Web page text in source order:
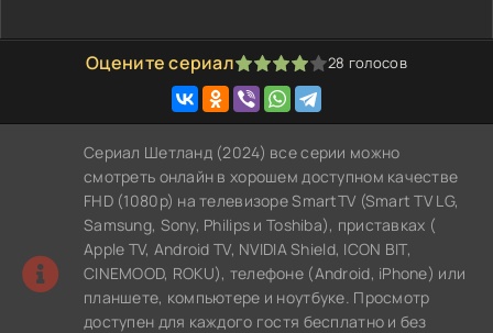
Оцените сериал
1 2 3 4 5 28 голосов
Сериал Шетланд (2024) все серии можно
смотреть онлайн в хорошем доступном качестве
FHD (1080p) на телевизоре SmartTV (Smart TV LG,
Samsung, Sony, Philips и Toshiba), приставках (
Apple TV, Android TV, NVIDIA Shield, ICON BIT,
CINEMOOD, ROKU), телефоне (Android, iPhone) или
планшете, компьютере и ноутбуке. Просмотр
доступен для каждого гостя бесплатно и без